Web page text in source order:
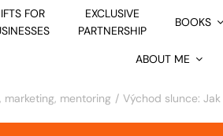
FOR
EXCLUSIVE
PARTNERSHIP
BOOKS
ABOUT ME
marketing, mentoring Východ slunce: